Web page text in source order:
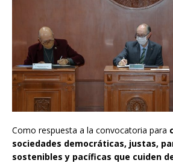
Como respuesta a la convocatoria para
sociedades democráticas, justas,
sostenibles y pacíficas que cuiden